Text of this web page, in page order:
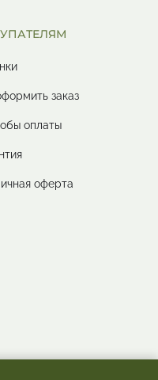
заказ
оплаты
оферта